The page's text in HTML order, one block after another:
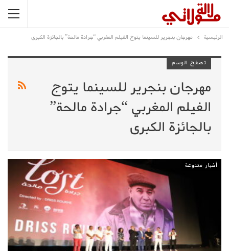
الرئيسية مهرجان بنجرير للسينما يتوج الفيلم المغربي “جرادة مالحة” بالجائزة الكبرى
تصفح الوسم
مهرجان بنجرير للسينما يتوج
الفيلم المغربي “جرادة مالحة”
بالجائزة الكبرى
أخبار متنوعة